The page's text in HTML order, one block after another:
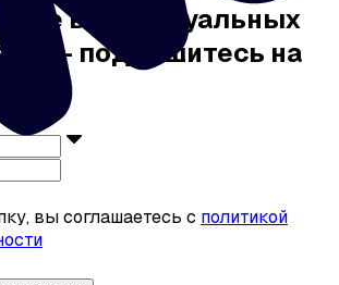
всех актуальных
— подпишитесь на
вы соглашаетесь с политикой